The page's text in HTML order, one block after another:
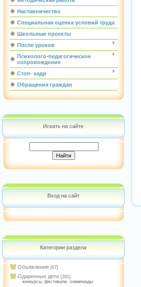
Наставничество
Специальная оценка условий труда
Школьные проекты
После уроков
Психолого-педагогическое
сопровождение
Стоп- кадр
Обращения граждан
Искать на сайте
Вход на сайт
Категории раздела
Объявления [67]
Одаренные дети [281]
конкурсы, фестивали, олимпиады